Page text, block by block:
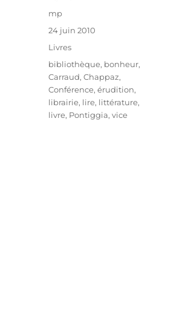
Auteur
mp
Publié
le
24 juin 2010
Catégories
Livres
Étiquettes
bibliothèque, bonheur,
Carraud,Chappaz,
Conférence,érudition,
librairie, lire, littérature,
livre, Pontiggia,vice